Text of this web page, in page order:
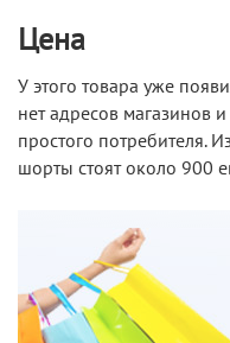
Цена
У этого товара уже
нет адресов магазинов
простого потребителя.
шорты стоят около 900